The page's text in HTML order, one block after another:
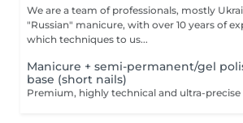
We are a team of professionals, mostly
"Russian" manicure, with over 10 years of
which techniques to us...
Manicure + semi-permanent/gel
base (short nails)